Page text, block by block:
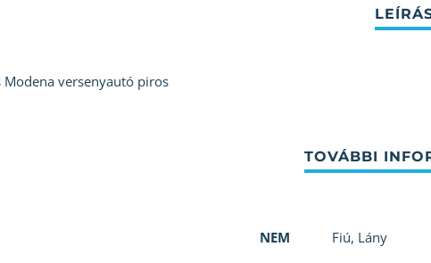
Modena versenyautó piros
NEM Fiú, Lány